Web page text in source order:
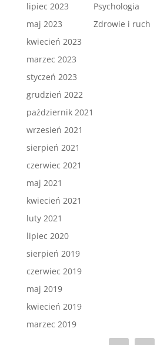
lipiec 2023
maj 2023
kwiecień 2023
marzec 2023
styczeń 2023
grudzień 2022
październik 2021
wrzesień 2021
sierpień 2021
czerwiec 2021
maj 2021
kwiecień 2021
luty 2021
lipiec 2020
sierpień 2019
czerwiec 2019
maj 2019
kwiecień 2019
marzec 2019
Psychologia
Zdrowie i ruch